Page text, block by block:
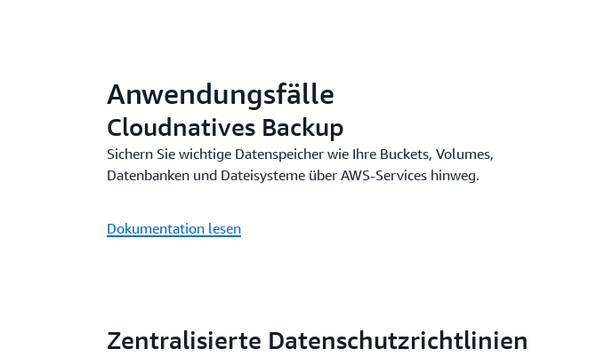
Anwendungsfälle
Cloudnatives Backup
Sichern Sie wichtige Datenspeicher wie Ihre Buckets, Volumes,
Datenbanken und Dateisysteme über AWS-Services hinweg.
Dokumentation lesen
Zentralisierte Datenschutzrichtlinien